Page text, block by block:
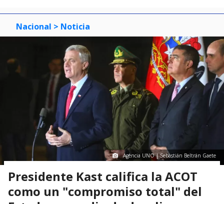
Nacional > Noticia
Agencia UNO | Sebastián Beltrán Gaete
Presidente Kast califica la ACOT
como un "compromiso total" del